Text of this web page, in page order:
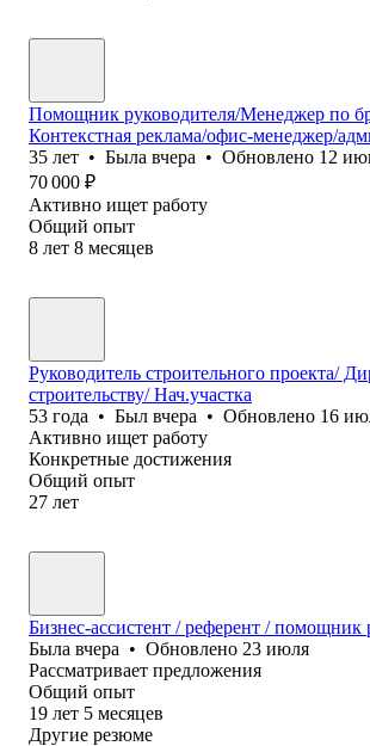
Помощник руководителя/Менеджер по
Контекстная реклама/офис-менеджер/
35 лет • Была вчера • Обновлено 12
70 000 ₽
Активно ищет работу
Общий опыт
8 лет 8 месяцев
Руководитель строительного проекта/
строительству/ Нач.участка
53 года • Был вчера • Обновлено 16
Активно ищет работу
Конкретные достижения
Общий опыт
27 лет
Бизнес-ассистент / референт / помощник
Была вчера • Обновлено 23 июля
Рассматривает предложения
Общий опыт
19 лет 5 месяцев
Другие резюме